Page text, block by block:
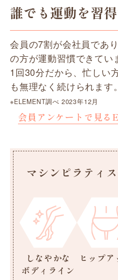
誰でも運動を習
会員の7割が会社員であ
の方が運動習慣できてい
1回30分だから、忙しい
も無理なく続けられます。
※ELEMENT調べ 2023年12月
会員アンケートで見
マシンピラティ
しなやかな
ボディライン
ヒップア